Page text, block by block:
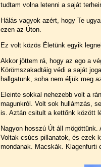
tudtam volna letenni a saját
Hálás vagyok azért, hogy Te
ezen az Úton.
Ez volt közös Életünk egyik
Akkor jöttem rá, hogy az ego a
Körömszakadtáig védi a saját
hallgatunk, soha nem éljük meg
Eleinte sokkal nehezebb volt a
magunkról. Volt sok hullámzás,
is. Aztán csitult a kettőnk között
Nagyon hosszú Út áll
Voltak csúcs pillanatok, és ezek
mondanak. Macskák. Klagenfurti